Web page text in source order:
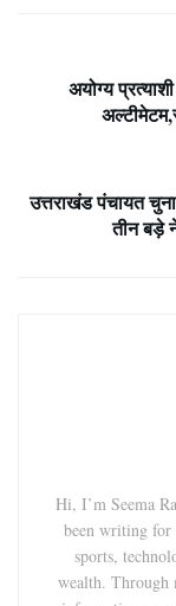
अयोग्य
उत्तराखंड पंचायत
तीन बड़े
Hi, I’m Seema
been writing
sports,
wealth. Through